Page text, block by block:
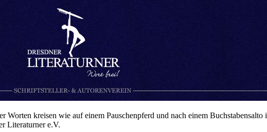
Worten kreisen wie auf einem Pauschenpferd und nach einem Buchstabensalto
Literaturner e.V.